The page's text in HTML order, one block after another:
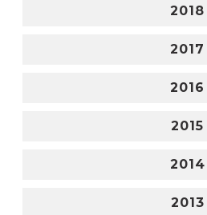
2018
2017
2016
2015
2014
2013